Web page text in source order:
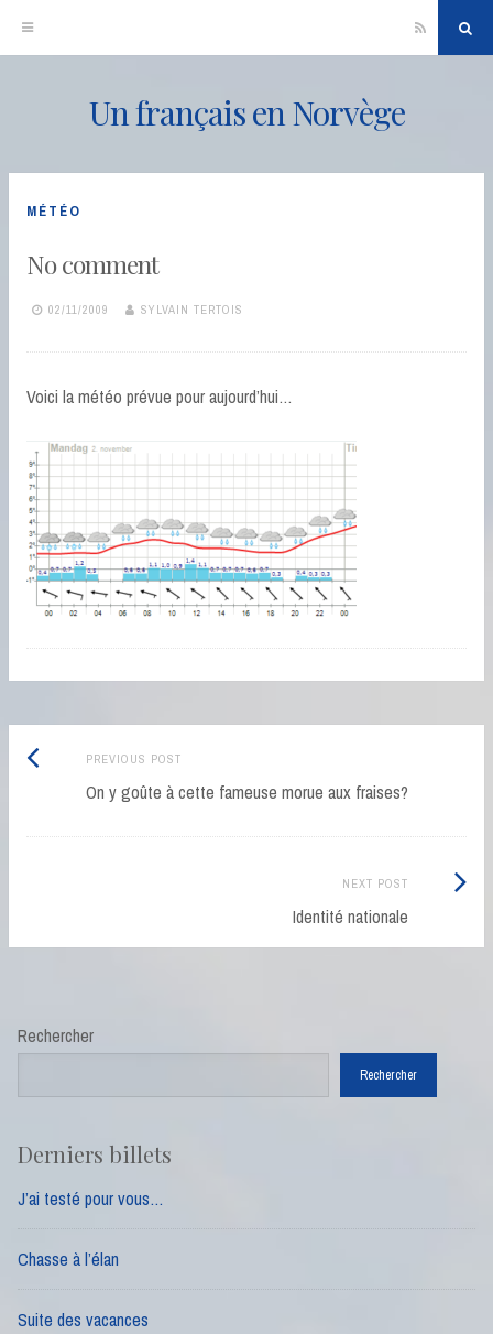
content
RSS
Un français en Norvège
MÉTÉO
No comment
02/11/2009 SYLVAIN TERTOIS
Voici la météo prévue pour aujourd’hui…
Post
navigation
PREVIOUS POSTPrevious
post:
On y goûte à cette fameuse morue aux fraises?
NEXT POST
Identité nationale
Next
Rechercher
Rechercher
Derniers billets
J’ai testé pour vous…
Chasse à l’élan
Suite des vacances